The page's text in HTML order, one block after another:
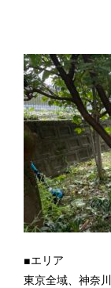
■エリア
東京全域、神奈